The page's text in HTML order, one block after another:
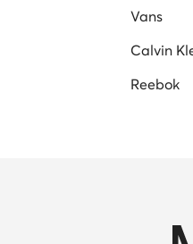
Vans
Calvin
Reebok